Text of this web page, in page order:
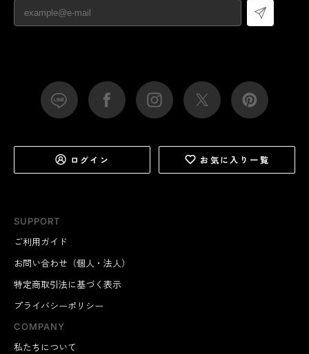
SUPPORT
ご利用ガイド
お問い合わせ（個人・法人）
特定商取引法に基づく表示
プライバシーポリシー
COMPANY
私たちについて
ログイン お気に入り一覧